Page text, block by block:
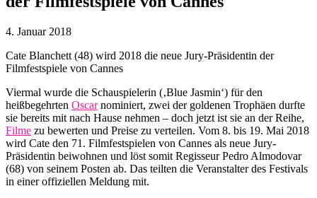
4. Januar 2018
Cate Blanchett (48) wird 2018 die neue Jury-Präsidentin der
Filmfestspiele von Cannes
Viermal wurde die Schauspielerin (‚Blue Jasmin‘) für den
heißbegehrten Oscarnominiert, zwei der goldenen Trophäen durfte
sie bereits mit nach Hause nehmen – doch jetzt ist sie an der Reihe,
Filme zu bewerten und Preise zu verteilen. Vom 8. bis 19. Mai 2018
wird Cate den 71. Filmfestspielen von Cannes als neue Jury-
Präsidentin beiwohnen und löst somit Regisseur Pedro Almodovar
(68) von seinem Posten ab. Das teilten die Veranstalter des Festivals
in einer offiziellen Meldung mit.